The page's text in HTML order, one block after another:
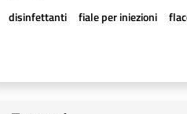
disinfettanti fiale per iniezioni